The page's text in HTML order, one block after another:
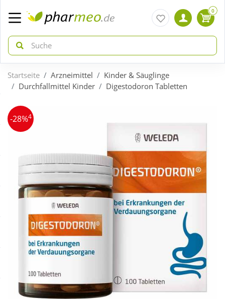
zurück
ÜBERSICHT AKTIONEN
Gratis dazu
Neuheiten
Sparsets
zurück
ÜBERSICHT KATEGORIEN
Bio & Genuss
Diabetes
Körperpflege & Kosmetik
Mutter & Kind
0
Startseite Arzneimittel
Kinder & Säuglinge
Durchfallmittel Kinder
Digestodoron Tabletten
-28%4